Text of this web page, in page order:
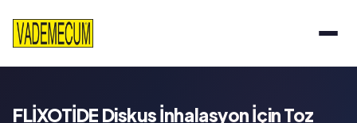
FLİXOTİDE Diskus İnhalasyon İçin Toz